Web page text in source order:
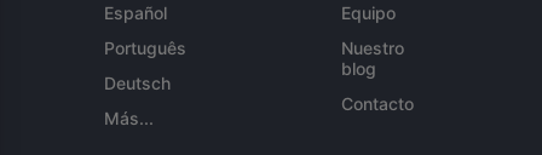
Español
Português
Deutsch
Más...
Equipo
Nuestro
blog
Contacto